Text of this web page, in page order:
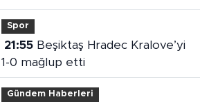
oldu
Spor
21:55Beşiktaş Hradec Kralove’yi
1-0 mağlup etti
Gündem Haberleri